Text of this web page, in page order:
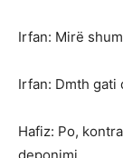
Irfan: Mirë
Irfan: Dmth gati
Hafiz: Po,